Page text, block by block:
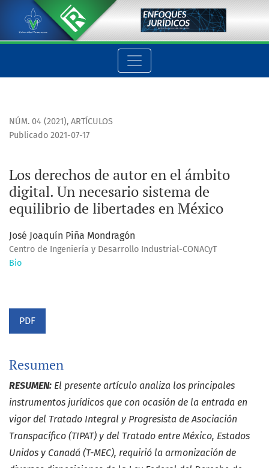
Los derechos de autor en el ámbito digital. Un necesario
NÚM. 04 (2021), ARTÍCULOS
Los derechos de autor en el ámbito
digital. Un necesario sistema de
equilibrio de libertades en México
Publicado 2021-07-17
José Joaquín Piña Mondragón
Centro de Ingeniería y Desarrollo Industrial-CONACyT
Bio
PDF
Resumen
RESUMEN: El presente artículo analiza los principales
instrumentos jurídicos que con ocasión de la entrada en
vigor del Tratado Integral y Progresista de Asociación
Transpacífico (TIPAT) y del Tratado entre México, Estados
Unidos y Canadá (T-MEC), requirió la armonización de